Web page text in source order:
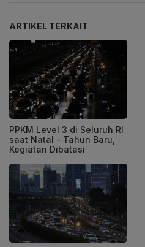
ARTIKEL TERKAIT
PPKM Level 3 di Seluruh RI
saat Natal - Tahun Baru,
Kegiatan Dibatasi